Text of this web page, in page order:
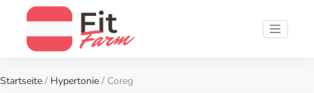
Startseite / Hypertonie / Coreg